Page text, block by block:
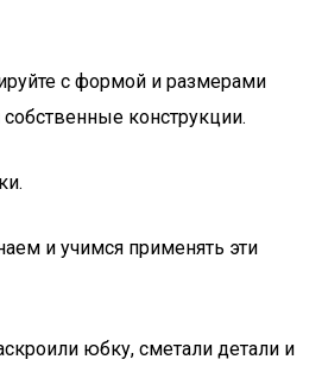
с формой и размерами
конструкции.
и учимся применять эти
юбку, сметали детали и